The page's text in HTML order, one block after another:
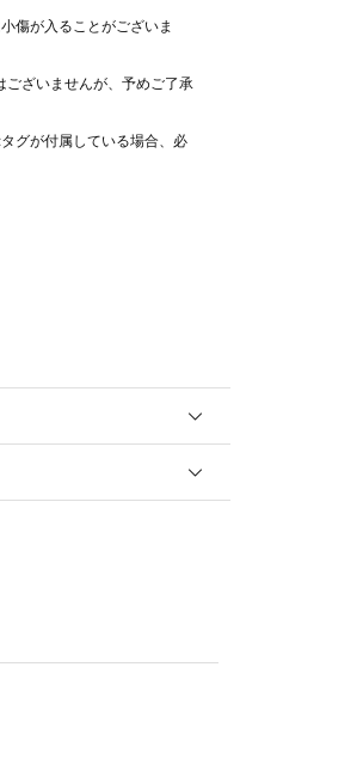
傷が入ることがございま
ざいませんが、予めご了承
グが付属している場合、必